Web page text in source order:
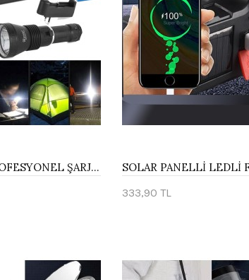
1200 LÜMEN PROFESYONEL ŞARJLI EL FENERİ WATTON WT-655
333,90 TL